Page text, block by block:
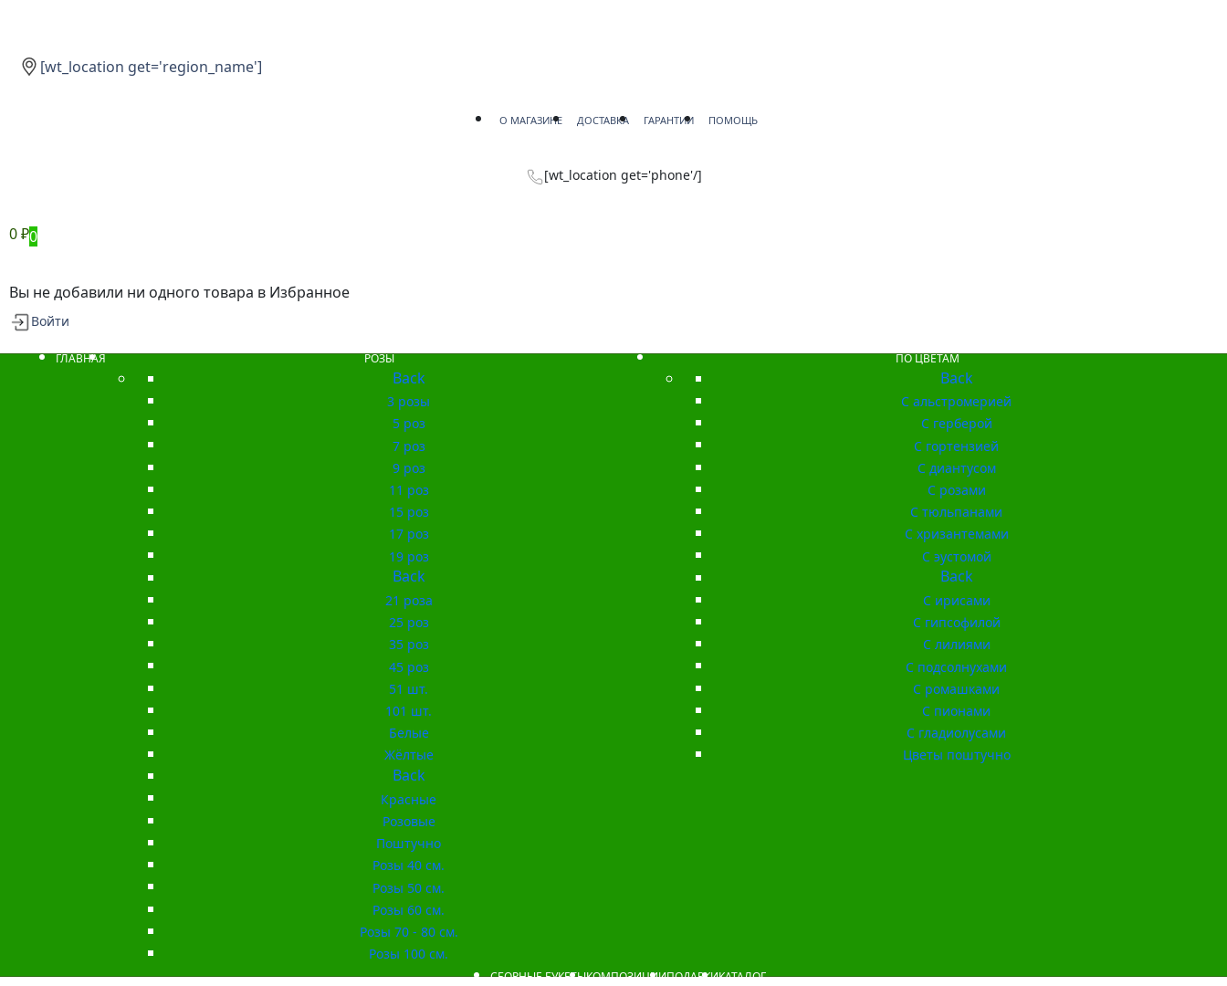
[wt_location get='region_name']
О МАГАЗИНЕ ДОСТАВКА ГАРАНТИИ ПОМОЩЬ
[wt_location get='phone'/]
0₽0
Вы не добавили ни одного товара в Избранное
Войти
ГЛАВНАЯ РОЗЫ
Back
3 розы
5 роз
7 роз
9 роз
11 роз
15 роз
17 роз
19 роз
Back
21 роза
25 роз
35 роз
45 роз
51 шт.
101 шт.
Белые
Жёлтые
Back
Красные
Розовые
Поштучно
Розы 40 см.
Розы 50 см.
Розы 60 см.
Розы 70 - 80 см.
Розы 100 см.
ПО ЦВЕТАМ
Back
С альстромерией
С герберой
С гортензией
С диантусом
С розами
С тюльпанами
С хризантемами
С эустомой
Back
С ирисами
С гипсофилой
С лилиями
С подсолнухами
С ромашками
С пионами
С гладиолусами
Цветы поштучно
СБОРНЫЕ БУКЕТЫКОМПОЗИЦИИПОДАРКИКАТАЛОГ